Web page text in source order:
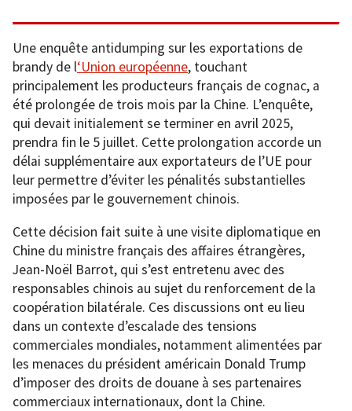
Une enquête antidumping sur les exportations de
brandy de l‘Union européenne, touchant
principalement les producteurs français de cognac, a
été prolongée de trois mois par la Chine. L’enquête,
qui devait initialement se terminer en avril 2025,
prendra fin le 5 juillet. Cette prolongation accorde un
délai supplémentaire aux exportateurs de l’UE pour
leur permettre d’éviter les pénalités substantielles
imposées par le gouvernement chinois.
Cette décision fait suite à une visite diplomatique en
Chine du ministre français des affaires étrangères,
Jean-Noël Barrot, qui s’est entretenu avec des
responsables chinois au sujet du renforcement de la
coopération bilatérale. Ces discussions ont eu lieu
dans un contexte d’escalade des tensions
commerciales mondiales, notamment alimentées par
les menaces du président américain Donald Trump
d’imposer des droits de douane à ses partenaires
commerciaux internationaux, dont la Chine.